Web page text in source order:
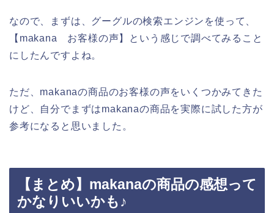
なので、まずは、グーグルの検索エンジンを使って、
【makana お客様の声】という感じで調べてみること
にしたんですよね。
ただ、makanaの商品のお客様の声をいくつかみてきた
けど、自分でまずはmakanaの商品を実際に試した方が
参考になると思いました。
【まとめ】makanaの商品の感想って
かなりいいかも♪